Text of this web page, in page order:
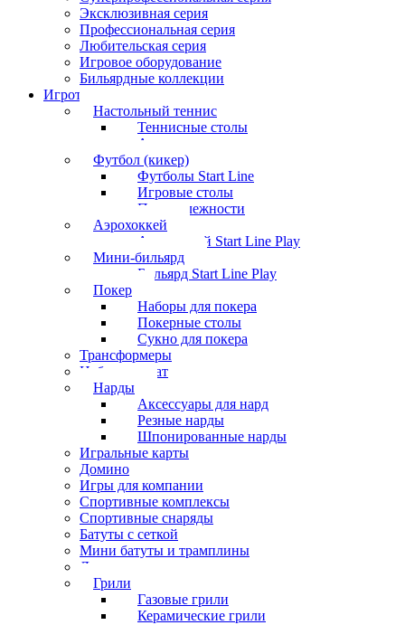
Эксклюзивная серия
Профессиональная серия
Любительская серия
Игровое оборудование
Бильярдные коллекции
Игротека
Настольный теннис
Теннисные столы
Аксессуары
Футбол (кикер)
Футболы Start Line
Игровые столы
Принадлежности
Аэрохоккей
Аэрохоккей Start Line Play
Мини-бильярд
Бильярд Start Line Play
Покер
Наборы для покера
Покерные столы
Сукно для покера
Трансформеры
Набор шахмат
Нарды
Аксессуары для нард
Резные нарды
Шпонированные нарды
Игральные карты
Домино
Игры для компании
Спортивные комплексы
Спортивные снаряды
Батуты с сеткой
Мини батуты и трамплины
Дартс
Грили
Газовые грили
Керамические грили